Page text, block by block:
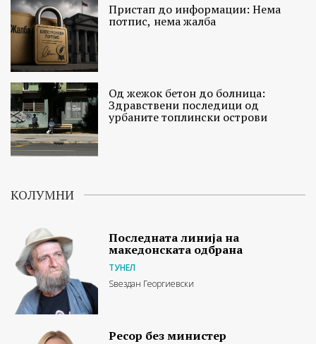
Пристап до информации: Нема
потпис, нема жалба
Од жежок бетон до болница:
Здравствени последици од
урбаните топлински острови
КОЛУМНИ
Последната линија на
македонската одбрана
ТУНЕЛ
Ѕвездан Георгиевски
Ресор без министер